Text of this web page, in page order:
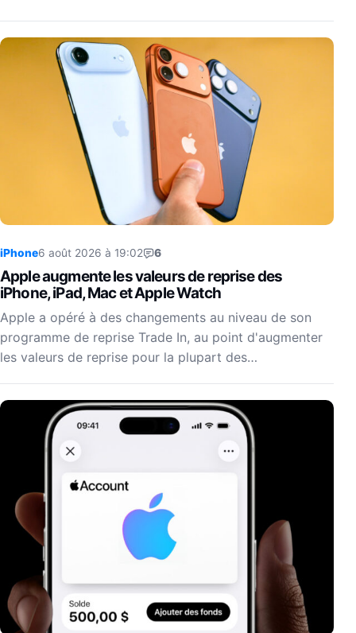
iPhone6 août 2026 à 19:02 6
Apple augmente les valeurs de reprise des
iPhone, iPad, Mac et Apple Watch
Apple a opéré à des changements au niveau de son
programme de reprise Trade In, au point d'augmenter
les valeurs de reprise pour la plupart des…